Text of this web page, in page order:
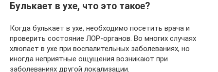
Булькает в ухе, что это такое?
Когда булькает в ухе, необходимо посетить врача и
проверить состояние ЛОР-органов. Во многих случаях
хлюпает в ухе при воспалительных заболеваниях, но
иногда неприятные ощущения возникают при
заболеваниях другой локализации.